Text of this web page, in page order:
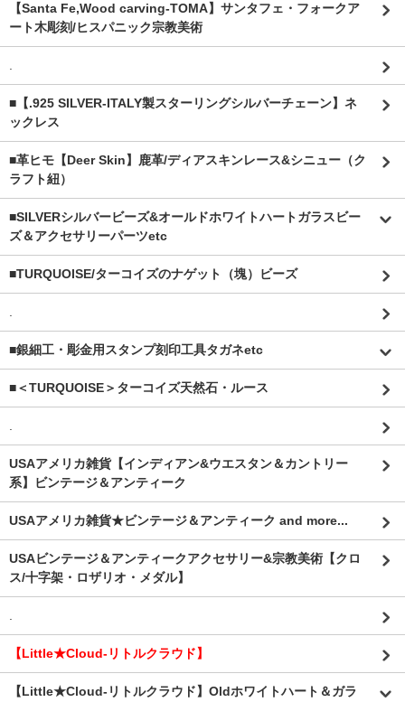
【Santa Fe,Wood carving-TOMA】サンタフェ・フォークア
ート木彫刻/ヒスパニック宗教美術
.
■【.925 SILVER-ITALY製スターリングシルバーチェーン】ネ
ックレス
■革ヒモ【Deer Skin】鹿革/ディアスキンレース&シニュー（ク
ラフト紐）
■SILVERシルバービーズ&オールドホワイトハートガラスビー
ズ＆アクセサリーパーツetc
■TURQUOISE/ターコイズのナゲット（塊）ビーズ
.
■銀細工・彫金用スタンプ刻印工具タガネetc
■＜TURQUOISE＞ターコイズ天然石・ルース
.
USAアメリカ雑貨【インディアン&ウエスタン＆カントリー
系】ビンテージ＆アンティーク
USAアメリカ雑貨★ビンテージ＆アンティーク and more...
USAビンテージ＆アンティークアクセサリー&宗教美術【クロ
ス/十字架・ロザリオ・メダル】
.
【Little★Cloud-リトルクラウド】
【Little★Cloud-リトルクラウド】Oldホワイトハート＆ガラ